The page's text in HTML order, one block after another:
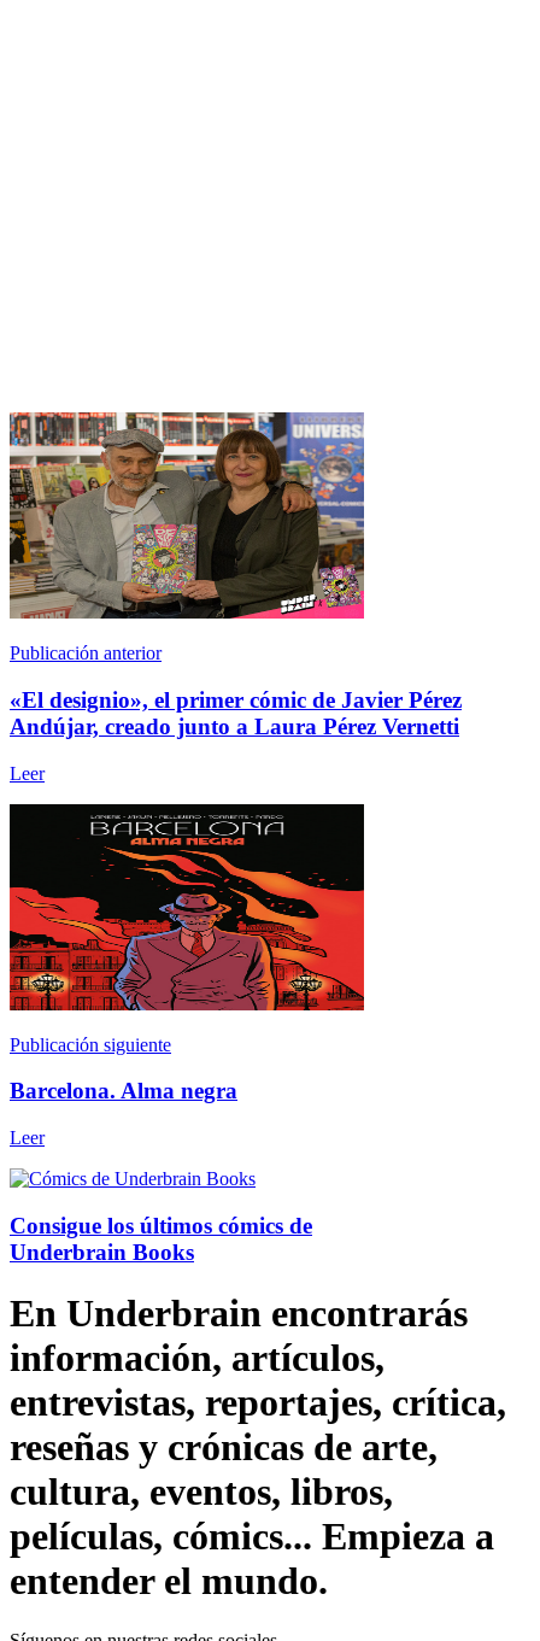
Publicación anterior
«El designio», el primer cómic de Javier Pérez
Andújar, creado junto a Laura Pérez Vernetti
Leer
Publicación siguiente
Barcelona. Alma negra
Leer
Consigue los últimos cómics de
Underbrain Books
En Underbrain encontrarás
información, artículos,
entrevistas, reportajes, crítica,
reseñas y crónicas de arte,
cultura, eventos, libros,
películas, cómics... Empieza a
entender el mundo.